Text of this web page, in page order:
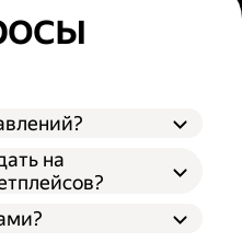
на